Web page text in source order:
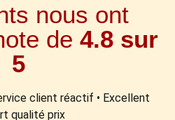
nous ont
de 4.8 sur
5
client réactif • Excellent
qualité prix